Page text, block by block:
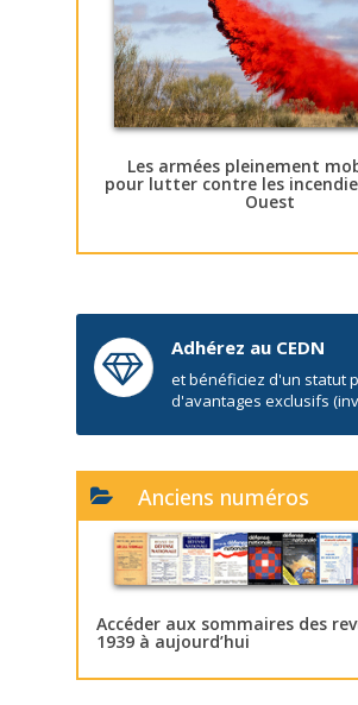
Les armées pleinement
pour lutter contre les
Ouest
Adhérez au CEDN
et bénéficiez d'un statut
d'avantages exclusifs
Anciens numéros
Accéder aux sommaires des
1939 à aujourd’hui